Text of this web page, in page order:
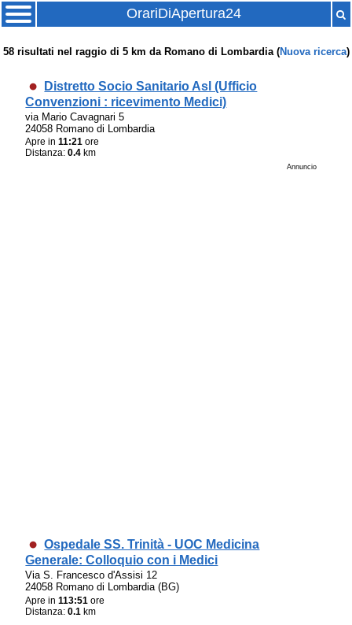
OrariDiApertura24
58risultati nel raggio di 5 km da Romano di Lombardia (Nuova ricerca)
Distretto Socio Sanitario Asl (Ufficio
Convenzioni : ricevimento Medici)
via Mario Cavagnari 5
24058 Romano di Lombardia
Apre in11:21 ore
Distanza:0.4 km
Annuncio
Ospedale SS. Trinità - UOC Medicina
Generale: Colloquio con i Medici
Via S. Francesco d'Assisi 12
24058 Romano di Lombardia (BG)
Apre in113:51 ore
Distanza:0.1 km